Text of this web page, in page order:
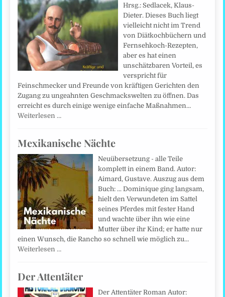
Hrsg.: Sedlacek, Klaus-
Dieter. Dieses Buch liegt
vielleicht nicht im Trend
von Diätkochbüchern und
Fernsehkoch-Rezepten,
aber es hat einen
unschätzbaren Vorteil, es
verspricht für
Feinschmecker und Freunde von kräftigen Gerichten den
Zugang zu ungeahnten Geschmackswelten zu öffnen. Das
erreicht es durch einige wenige einfache Maßnahmen…
Weiterlesen …
Mexikanische Nächte
Neuübersetzung - alle Teile
komplett in einem Band. Autor:
Aimard, Gustave. Auszug aus dem
Buch: ... Dominique ging langsam,
hielt den Verwundeten im Sattel
seines Pferdes mit fester Hand
und wachte über ihn wie eine
Mutter über ihr Kind; er hatte nur
einen Wunsch, die Rancho so schnell wie möglich zu…
Weiterlesen …
Der Attentäter
Der Attentäter Roman Autor: